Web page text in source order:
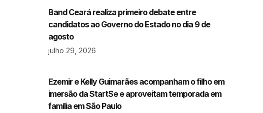
Band Ceará realiza primeiro debate entre
candidatos ao Governo do Estado no dia 9 de
agosto
julho 29, 2026
Ezemir e Kelly Guimarães acompanham o filho em
imersão da StartSe e aproveitam temporada em
família em São Paulo